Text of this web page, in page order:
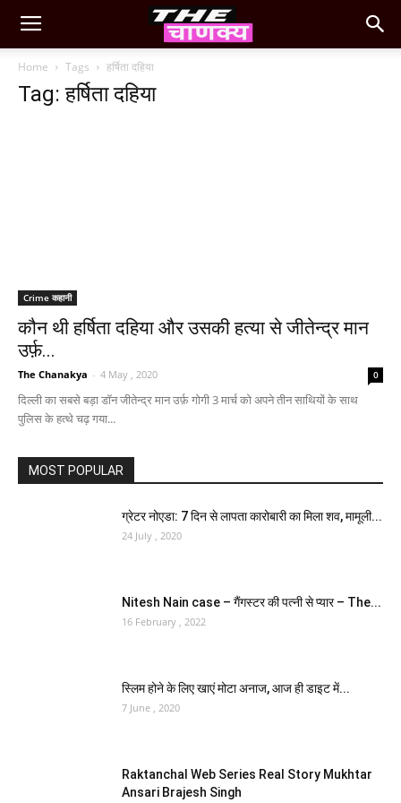
Home Tags हर्षिता दहिया
Tag: हर्षिता दहिया
Crime कहानी
कौन थी हर्षिता दहिया और उसकी हत्या से जीतेन्द्र मान
उर्फ़...
The Chanakya - 4 May , 2020 0
दिल्ली का सबसे बड़ा डॉन जीतेन्द्र मान उर्फ़ गोगी 3 मार्च को अपने तीन साथियों के साथ
पुलिस के हत्थे चढ़ गया...
MOST POPULAR
ग्रेटर नोएडा: 7 दिन से लापता कारोबारी का मिला शव, मामूली...
24 July , 2020
Nitesh Nain case – गैंगस्टर की पत्नी से प्यार – The...
16 February , 2022
स्लिम होने के लिए खाएं मोटा अनाज, आज ही डाइट में...
7 June , 2020
Raktanchal Web Series Real Story Mukhtar
Ansari Brajesh Singh